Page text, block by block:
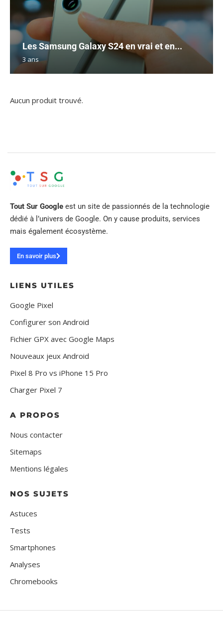
Les Samsung Galaxy S24 en vrai et en...
3 ans
Aucun produit trouvé.
Tout Sur Google est un site de passionnés de la technologie
dédié à l’univers de Google. On y cause produits, services
mais également écosystème.
En savoir plus
LIENS UTILES
Google Pixel
Configurer son Android
Fichier GPX avec Google Maps
Nouveaux jeux Android
Pixel 8 Pro vs iPhone 15 Pro
Charger Pixel 7
A PROPOS
Nous contacter
Sitemaps
Mentions légales
NOS SUJETS
Astuces
Tests
Smartphones
Analyses
Chromebooks